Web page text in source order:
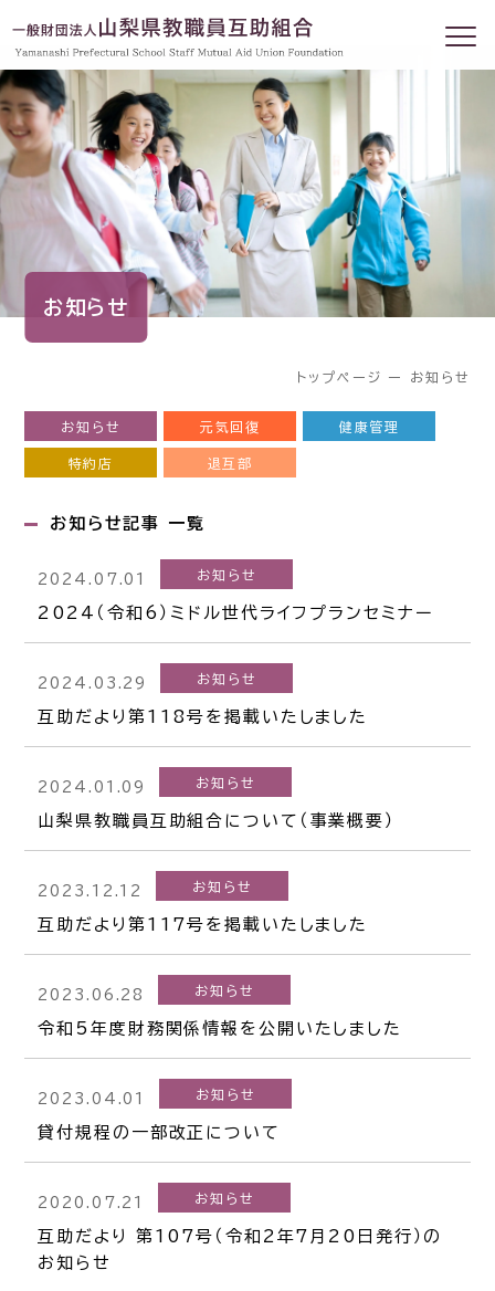
お知らせ
トップページ ー お知らせ
お知らせ 元気回復 健康管理
特約店 退互部
お知らせ記事 一覧
2024.07.01 お知らせ
2024（令和6）ミドル世代ライフプランセミナー
2024.03.29 お知らせ
互助だより第118号を掲載いたしました
2024.01.09 お知らせ
山梨県教職員互助組合について（事業概要）
2023.12.12 お知らせ
互助だより第117号を掲載いたしました
2023.06.28 お知らせ
令和5年度財務関係情報を公開いたしました
2023.04.01 お知らせ
貸付規程の一部改正について
2020.07.21 お知らせ
互助だより 第107号（令和2年7月20日発行）の
お知らせ